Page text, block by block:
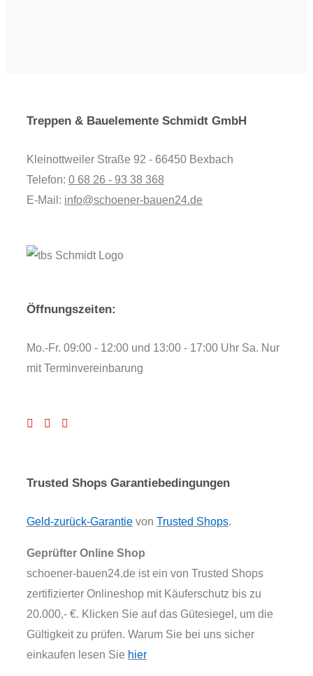
Treppen & Bauelemente Schmidt GmbH
Kleinottweiler Straße 92 - 66450 Bexbach
Telefon: 0 68 26 - 93 38 368
E-Mail: info@schoener-bauen24.de
Öffnungszeiten:
Mo.-Fr. 09:00 - 12:00 und 13:00 - 17:00 Uhr Sa. Nur
mit Terminvereinbarung
Trusted Shops Garantiebedingungen
Geld-zurück-Garantie von Trusted Shops.
Geprüfter Online Shop
schoener-bauen24.de ist ein von Trusted Shops
zertifizierter Onlineshop mit Käuferschutz bis zu
20.000,- €. Klicken Sie auf das Gütesiegel, um die
Gültigkeit zu prüfen. Warum Sie bei uns sicher
einkaufen lesen Sie hier